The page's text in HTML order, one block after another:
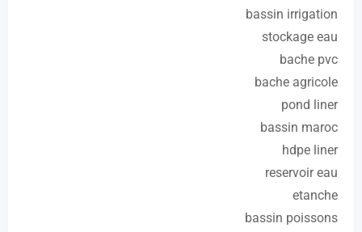
bassin irrigation
stockage eau
bache pvc
bache agricole
pond liner
bassin maroc
hdpe liner
reservoir eau
etanche
bassin poissons